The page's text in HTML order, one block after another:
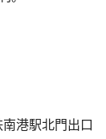
港駅北門出口